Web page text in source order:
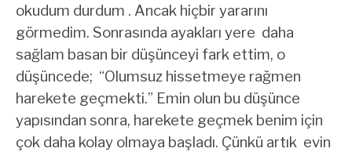
okudum durdum . Ancak hiçbir yararını
görmedim. Sonrasında ayakları yere daha
sağlam basan bir düşünceyi fark ettim, o
düşüncede; “Olumsuz hissetmeye rağmen
harekete geçmekti.” Emin olun bu düşünce
yapısından sonra, harekete geçmek benim için
çok daha kolay olmaya başladı. Çünkü artık evin